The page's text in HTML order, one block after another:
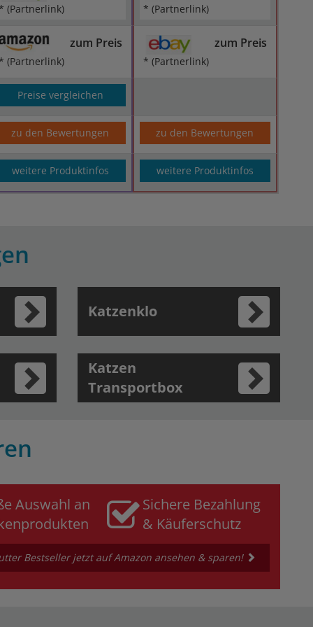
(Partnerlink) * (Partnerlink)
zum Preis
(Partnerlink)
zum Preis
* (Partnerlink)
Preise vergleichen
zu den Bewertungen zu den Bewertungen
weitere Produktinfos weitere Produktinfos
Katzenklo
Katzen
Transportbox
Auswahl an
Sichere Bezahlung
& Käuferschutz
Bestseller jetzt auf Amazon ansehen & sparen!